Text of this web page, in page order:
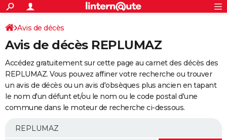
ACTUALITÉS
Politique
Société
Faits Divers
Education
Monde
Villes
+
SPORT
Coupe du monde 2026
Football
Tennis
Cyclisme
Rugby
Forum
Programme TV
TNT
Streaming
Cinéma
Sorties cinéma
Musique
+
FINANCE
Impôts
Immobilier
Risques naturels par ville
Banque
Assurance
Crédit
AUTO
Essais
Réserver un essai
Citadines
Berlines
SUV
Forum auto
+
Mobiles
Meilleur smartphone
Internet
Ordinateurs
Jeux vidéo
Guide high-tech
Avis de décès
Avis de décès REPLUMAZ
Accédez gratuitement sur cette page au carnet des décès des
REPLUMAZ. Vous pouvez affiner votre recherche ou trouver
un avis de décès ou un avis d'obsèques plus ancien en tapant
le nom d'un défunt et/ou le nom ou le code postal d'une
commune dans le moteur de recherche ci-dessous.